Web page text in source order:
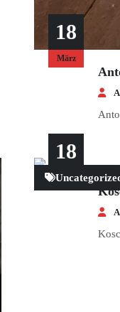
18
März
18
März